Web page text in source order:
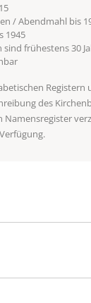
/ Abendmahl bis
1945
sind frühestens 30
Registern
des
Namensregister